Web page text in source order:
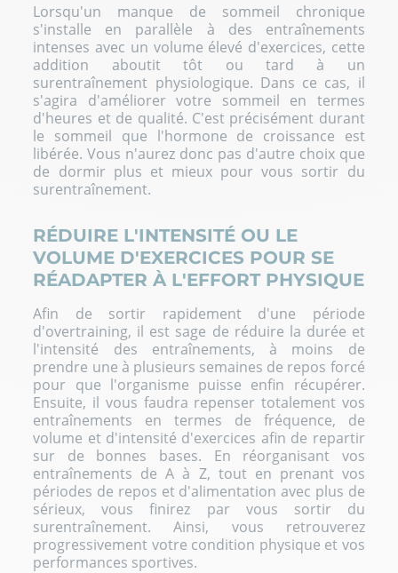
Lorsqu'un manque de sommeil chronique
s'installe en parallèle à des entraînements
intenses avec un volume élevé d'exercices, cette
addition aboutit tôt ou tard à un
surentraînement physiologique. Dans ce cas, il
s'agira d'améliorer votre sommeil en termes
d'heures et de qualité. C'est précisément durant
le sommeil que l'hormone de croissance est
libérée. Vous n'aurez donc pas d'autre choix que
de dormir plus et mieux pour vous sortir du
surentraînement.
RÉDUIRE L'INTENSITÉ OU LE
VOLUME D'EXERCICES POUR SE
RÉADAPTER À L'EFFORT PHYSIQUE
Afin de sortir rapidement d'une période
d'overtraining, il est sage de réduire la durée et
l'intensité des entraînements, à moins de
prendre une à plusieurs semaines de repos forcé
pour que l'organisme puisse enfin récupérer.
Ensuite, il vous faudra repenser totalement vos
entraînements en termes de fréquence, de
volume et d'intensité d'exercices afin de repartir
sur de bonnes bases. En réorganisant vos
entraînements de A à Z, tout en prenant vos
périodes de repos et d'alimentation avec plus de
sérieux, vous finirez par vous sortir du
surentraînement. Ainsi, vous retrouverez
progressivement votre condition physique et vos
performances sportives.